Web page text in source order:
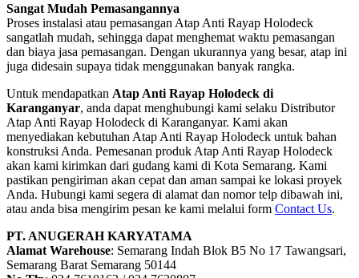
Sangat Mudah Pemasangannya
Proses instalasi atau pemasangan Atap Anti Rayap Holodeck
sangatlah mudah, sehingga dapat menghemat waktu pemasangan
dan biaya jasa pemasangan. Dengan ukurannya yang besar, atap ini
juga didesain supaya tidak menggunakan banyak rangka.
Untuk mendapatkan Atap Anti Rayap Holodeck di
Karanganyar, anda dapat menghubungi kami selaku Distributor
Atap Anti Rayap Holodeck di Karanganyar. Kami akan
menyediakan kebutuhan Atap Anti Rayap Holodeck untuk bahan
konstruksi Anda. Pemesanan produk Atap Anti Rayap Holodeck
akan kami kirimkan dari gudang kami di Kota Semarang. Kami
pastikan pengiriman akan cepat dan aman sampai ke lokasi proyek
Anda. Hubungi kami segera di alamat dan nomor telp dibawah ini,
atau anda bisa mengirim pesan ke kami melalui form Contact Us.
PT. ANUGERAH KARYATAMA
Alamat Warehouse: Semarang Indah Blok B5 No 17 Tawangsari,
Semarang Barat Semarang 50144